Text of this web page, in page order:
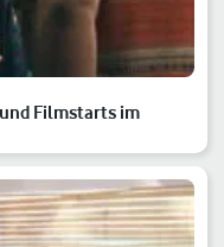
Filmstarts im